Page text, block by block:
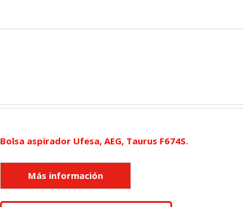
Bolsa aspirador Ufesa, AEG, Taurus F674S.